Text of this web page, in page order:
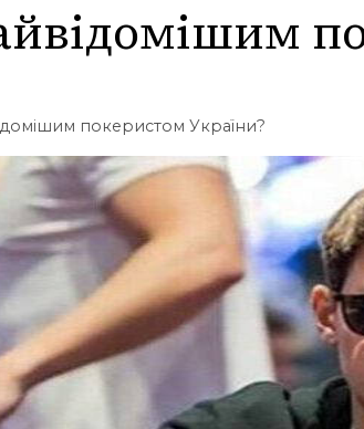
покеристом України?